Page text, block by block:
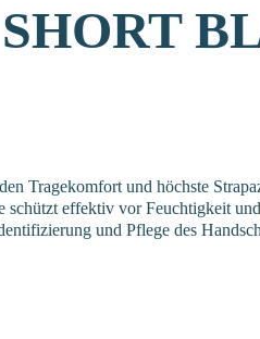
Tragekomfort und höchste
effektiv vor Feuchtigkeit
und Pflege des